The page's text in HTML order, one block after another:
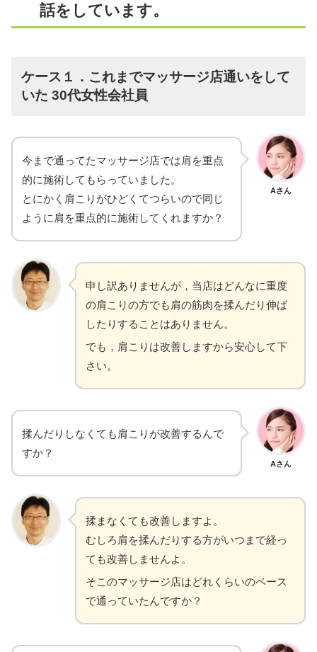
話をしています。
ケース１．これまでマッサージ店通いをして
いた 30代女性会社員
Aさん
今まで通ってたマッサージ店では肩を重点
的に施術してもらっていました。
とにかく肩こりがひどくてつらいので同じ
ように肩を重点的に施術してくれますか？
申し訳ありませんが，当店はどんなに重度
の肩こりの方でも肩の筋肉を揉んだり伸ば
したりすることはありません。
でも，肩こりは改善しますから安心して下
さい。
Aさん
揉んだりしなくても肩こりが改善するんで
すか？
揉まなくても改善しますよ。
むしろ肩を揉んだりする方がいつまで経っ
ても改善しませんよ。
そこのマッサージ店はどれくらいのペース
で通っていたんですか？